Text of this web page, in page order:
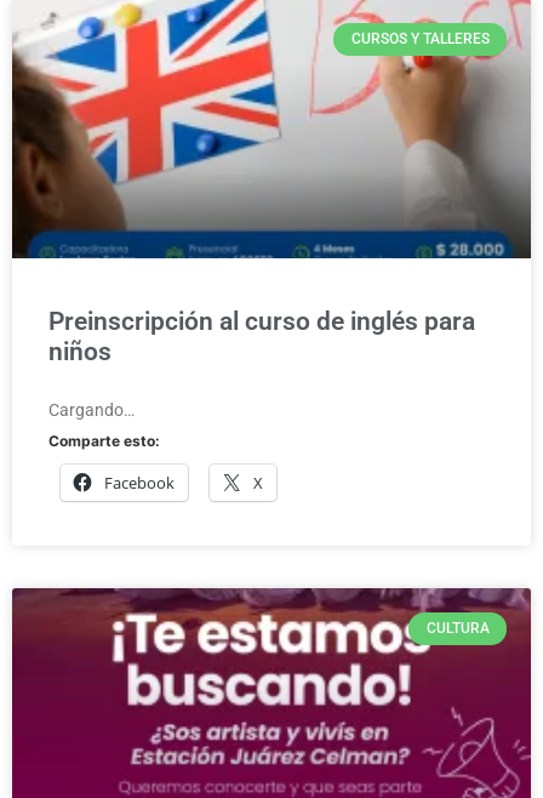
CURSOS Y TALLERES
Preinscripción al curso de inglés para
niños
Cargando…
Comparte esto:
Facebook X
CULTURA